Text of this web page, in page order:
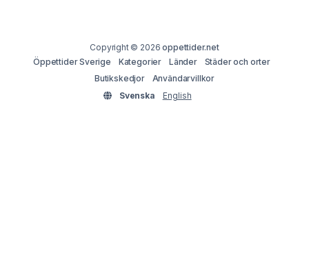
Copyright © 2026oppettider.net
Öppettider Sverige
Kategorier Länder
Städer och orter
Butikskedjor
Användarvillkor
Svenska
English